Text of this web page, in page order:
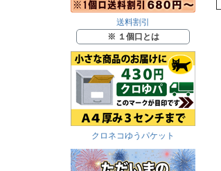
送料割引
※ １個口とは
クロネコゆうパケット